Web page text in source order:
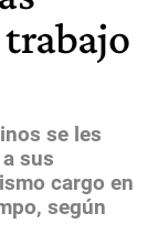
se les
sus
cargo en
según